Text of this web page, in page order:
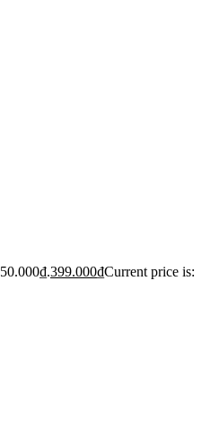
399.000₫Current price is: